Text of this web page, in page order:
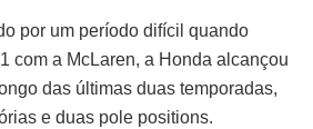
por um período difícil quando
com a McLaren, a Honda alcançou
das últimas duas temporadas,
e duas pole positions.